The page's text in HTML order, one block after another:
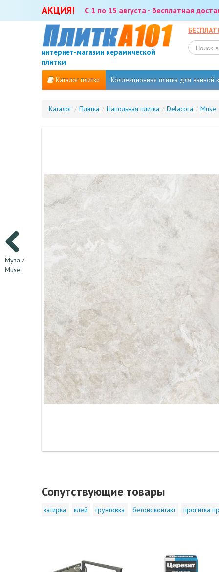
АКЦИЯ! С 1 по 15 августа - бесплатная
интернет-магазин керамической
плитки
Каталог плитки Коллекционная плитка для ванной
Каталог / Плитка / Напольная плитка / Delacora / Muse
Муза /
Muse
Сопутствующие товары
затирка клей грунтовка бетоноконтакт пропитка